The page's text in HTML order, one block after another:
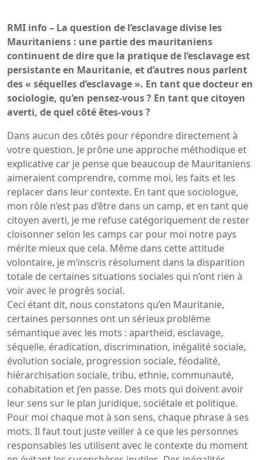
RMI info – La question de l’esclavage divise les
Mauritaniens : une partie des mauritaniens
continuent de dire que la pratique de l’esclavage est
persistante en Mauritanie, et d’autres nous parlent
des « séquelles d’esclavage ». En tant que docteur en
sociologie, qu’en pensez-vous ? En tant que citoyen
averti, de quel côté êtes-vous ?
Dans aucun des côtés pour répondre directement à
votre question. Je prône une approche méthodique et
explicative car je pense que beaucoup de Mauritaniens
aimeraient comprendre, comme moi, les faits et les
replacer dans leur contexte. En tant que sociologue,
mon rôle n’est pas d’être dans un camp, et en tant que
citoyen averti, je me refuse catégoriquement de rester
cloisonner selon les camps car pour moi notre pays
mérite mieux que cela. Même dans cette attitude
volontaire, je m’inscris résolument dans la disparition
totale de certaines situations sociales qui n’ont rien à
voir avec le progrès social.
Ceci étant dit, nous constatons qu’en Mauritanie,
certaines personnes ont un sérieux problème
sémantique avec les mots : apartheid, esclavage,
séquelle, éradication, discrimination, inégalité sociale,
évolution sociale, progression sociale, féodalité,
hiérarchisation sociale, tribu, ethnie, communauté,
cohabitation et j’en passe. Des mots qui doivent avoir
leur sens sur le plan juridique, sociétale et politique.
Pour moi chaque mot à son sens, chaque phrase à ses
mots. Il faut tout juste veiller à ce que les personnes
responsables les utilisent avec le contexte du moment